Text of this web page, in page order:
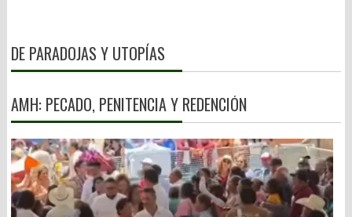
DE PARADOJAS Y UTOPÍAS
AMH: PECADO, PENITENCIA Y REDENCIÓN